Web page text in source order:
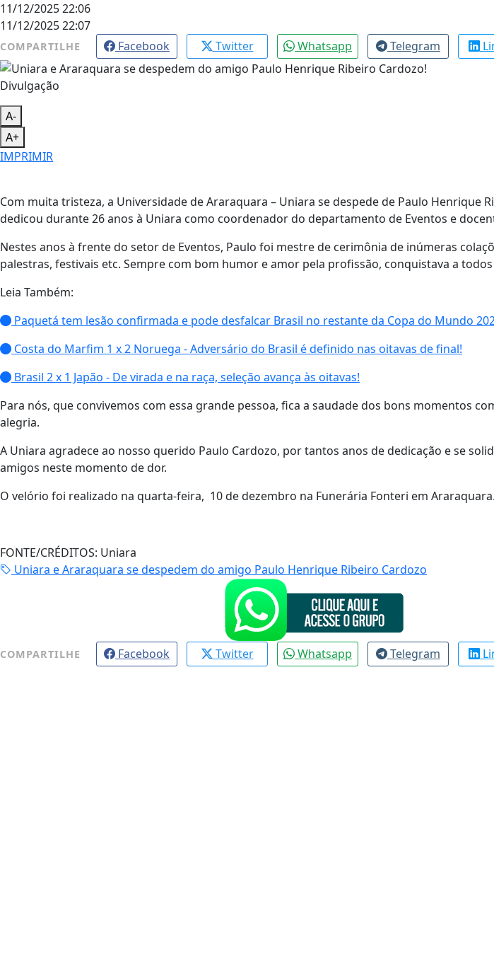
11/12/2025 22:06
11/12/2025 22:07
COMPARTILHE Facebook Twitter Whatsapp Telegram
Divulgação
A-
A+
IMPRIMIR
Com muita tristeza, a Universidade de Araraquara – Uniara se despede de Paulo Henrique
dedicou durante 26 anos à Uniara como coordenador do departamento de Eventos e
Nestes anos à frente do setor de Eventos, Paulo foi mestre de cerimônia de inúmeras
palestras, festivais etc. Sempre com bom humor e amor pela profissão, conquistava a
Leia Também:
Paquetá tem lesão confirmada e pode desfalcar Brasil no restante da Copa do Mundo
Costa do Marfim 1 x 2 Noruega - Adversário do Brasil é definido nas oitavas de final!
Brasil 2 x 1 Japão - De virada e na raça, seleção avança às oitavas!
Para nós, que convivemos com essa grande pessoa, fica a saudade dos bons momentos
alegria.
A Uniara agradece ao nosso querido Paulo Cardozo, por tantos anos de dedicação e se
amigos neste momento de dor.
O velório foi realizado na quarta-feira, 10 de dezembro na Funerária Fonteri em Araraquara.
FONTE/CRÉDITOS: Uniara
Uniara e Araraquara se despedem do amigo Paulo Henrique Ribeiro Cardozo
COMPARTILHE Facebook Twitter Whatsapp Telegram